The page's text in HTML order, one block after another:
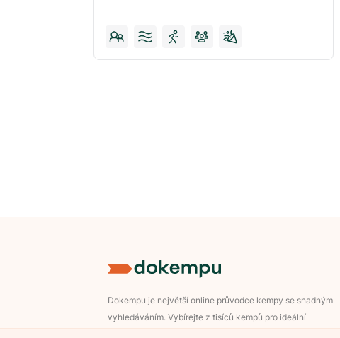
Dokempu je největší online průvodce kempy se snadným
vyhledáváním. Vybírejte z tisíců kempů pro ideální